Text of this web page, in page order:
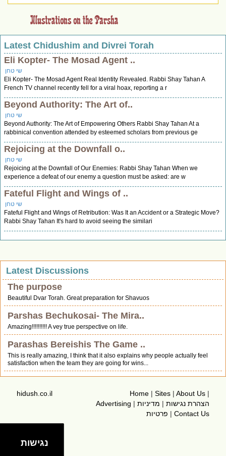
Latest Chidushim and Divrei Torah
Eli Kopter- The Mosad Agent ..
שי טחן
Eli Kopter- The Mosad Agent Real Identity Revealed. Rabbi Shay Tahan A
French TV channel recently fell for a viral hoax, reporting a r
Beyond Authority: The Art of..
שי טחן
Beyond Authority: The Art of Empowering Others Rabbi Shay Tahan At a
rabbinical convention attended by esteemed scholars from previous ge
Rejoicing at the Downfall o..
שי טחן
Rejoicing at the Downfall of Our Enemies: Rabbi Shay Tahan When we
experience a defeat of our enemy a question must be asked: are w
Fateful Flight and Wings of ..
שי טחן
Fateful Flight and Wings of Retribution: Was It an Accident or a Strategic Move?
Rabbi Shay Tahan It's hard to avoid seeing the similari
Latest Discussions
The purpose
Beautiful Dvar Torah. Great preparation for Shavuos
Parshas Bechukosai- The Mira..
Amazing!!!!!!!!!! A vey true perspective on life.
Parashas Bereishis The Game ..
This is really amazing, I think that it also explains why people actually feel
satisfaction when the team they are going for wins...
Home | Sites | About Us |
Advertising | הצהרת נגישות | מדיניות
פרטיות | Contact Us
hidush.co.il
נגישות